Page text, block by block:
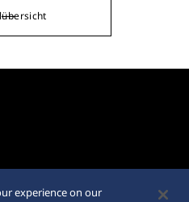
Händler
experience on our